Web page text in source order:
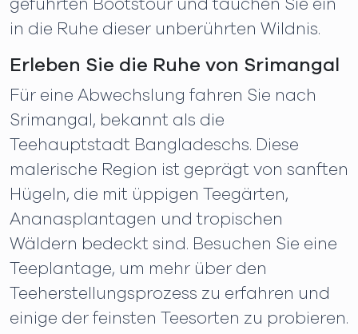
geführten Bootstour und tauchen Sie ein
in die Ruhe dieser unberührten Wildnis.
Erleben Sie die Ruhe von Srimangal
Für eine Abwechslung fahren Sie nach
Srimangal, bekannt als die
Teehauptstadt Bangladeschs. Diese
malerische Region ist geprägt von sanften
Hügeln, die mit üppigen Teegärten,
Ananasplantagen und tropischen
Wäldern bedeckt sind. Besuchen Sie eine
Teeplantage, um mehr über den
Teeherstellungsprozess zu erfahren und
einige der feinsten Teesorten zu probieren.